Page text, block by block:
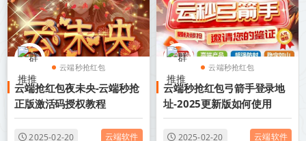
云端秒抢红包
微信抢红包软件
云端抢红包夜未央-云端秒抢
正版激活码授权教程
2025-02-20 云端软件
云端秒抢红包
微信抢红包软件
云端秒抢红包弓箭手登录地
址-2025更新版如何使用
2025-02-20 云端软件